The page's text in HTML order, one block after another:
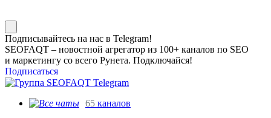
Подписывайтесь на нас в Telegram!
SEOFAQT – новостной агрегатор из 100+ каналов по SEO
и маркетингу со всего Рунета. Подключайся!
Подписаться
65 каналов